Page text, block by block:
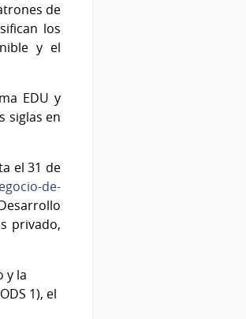
de
los
y el
EDU y
siglas en
el 31 de
de-
privado,
y la
1), el